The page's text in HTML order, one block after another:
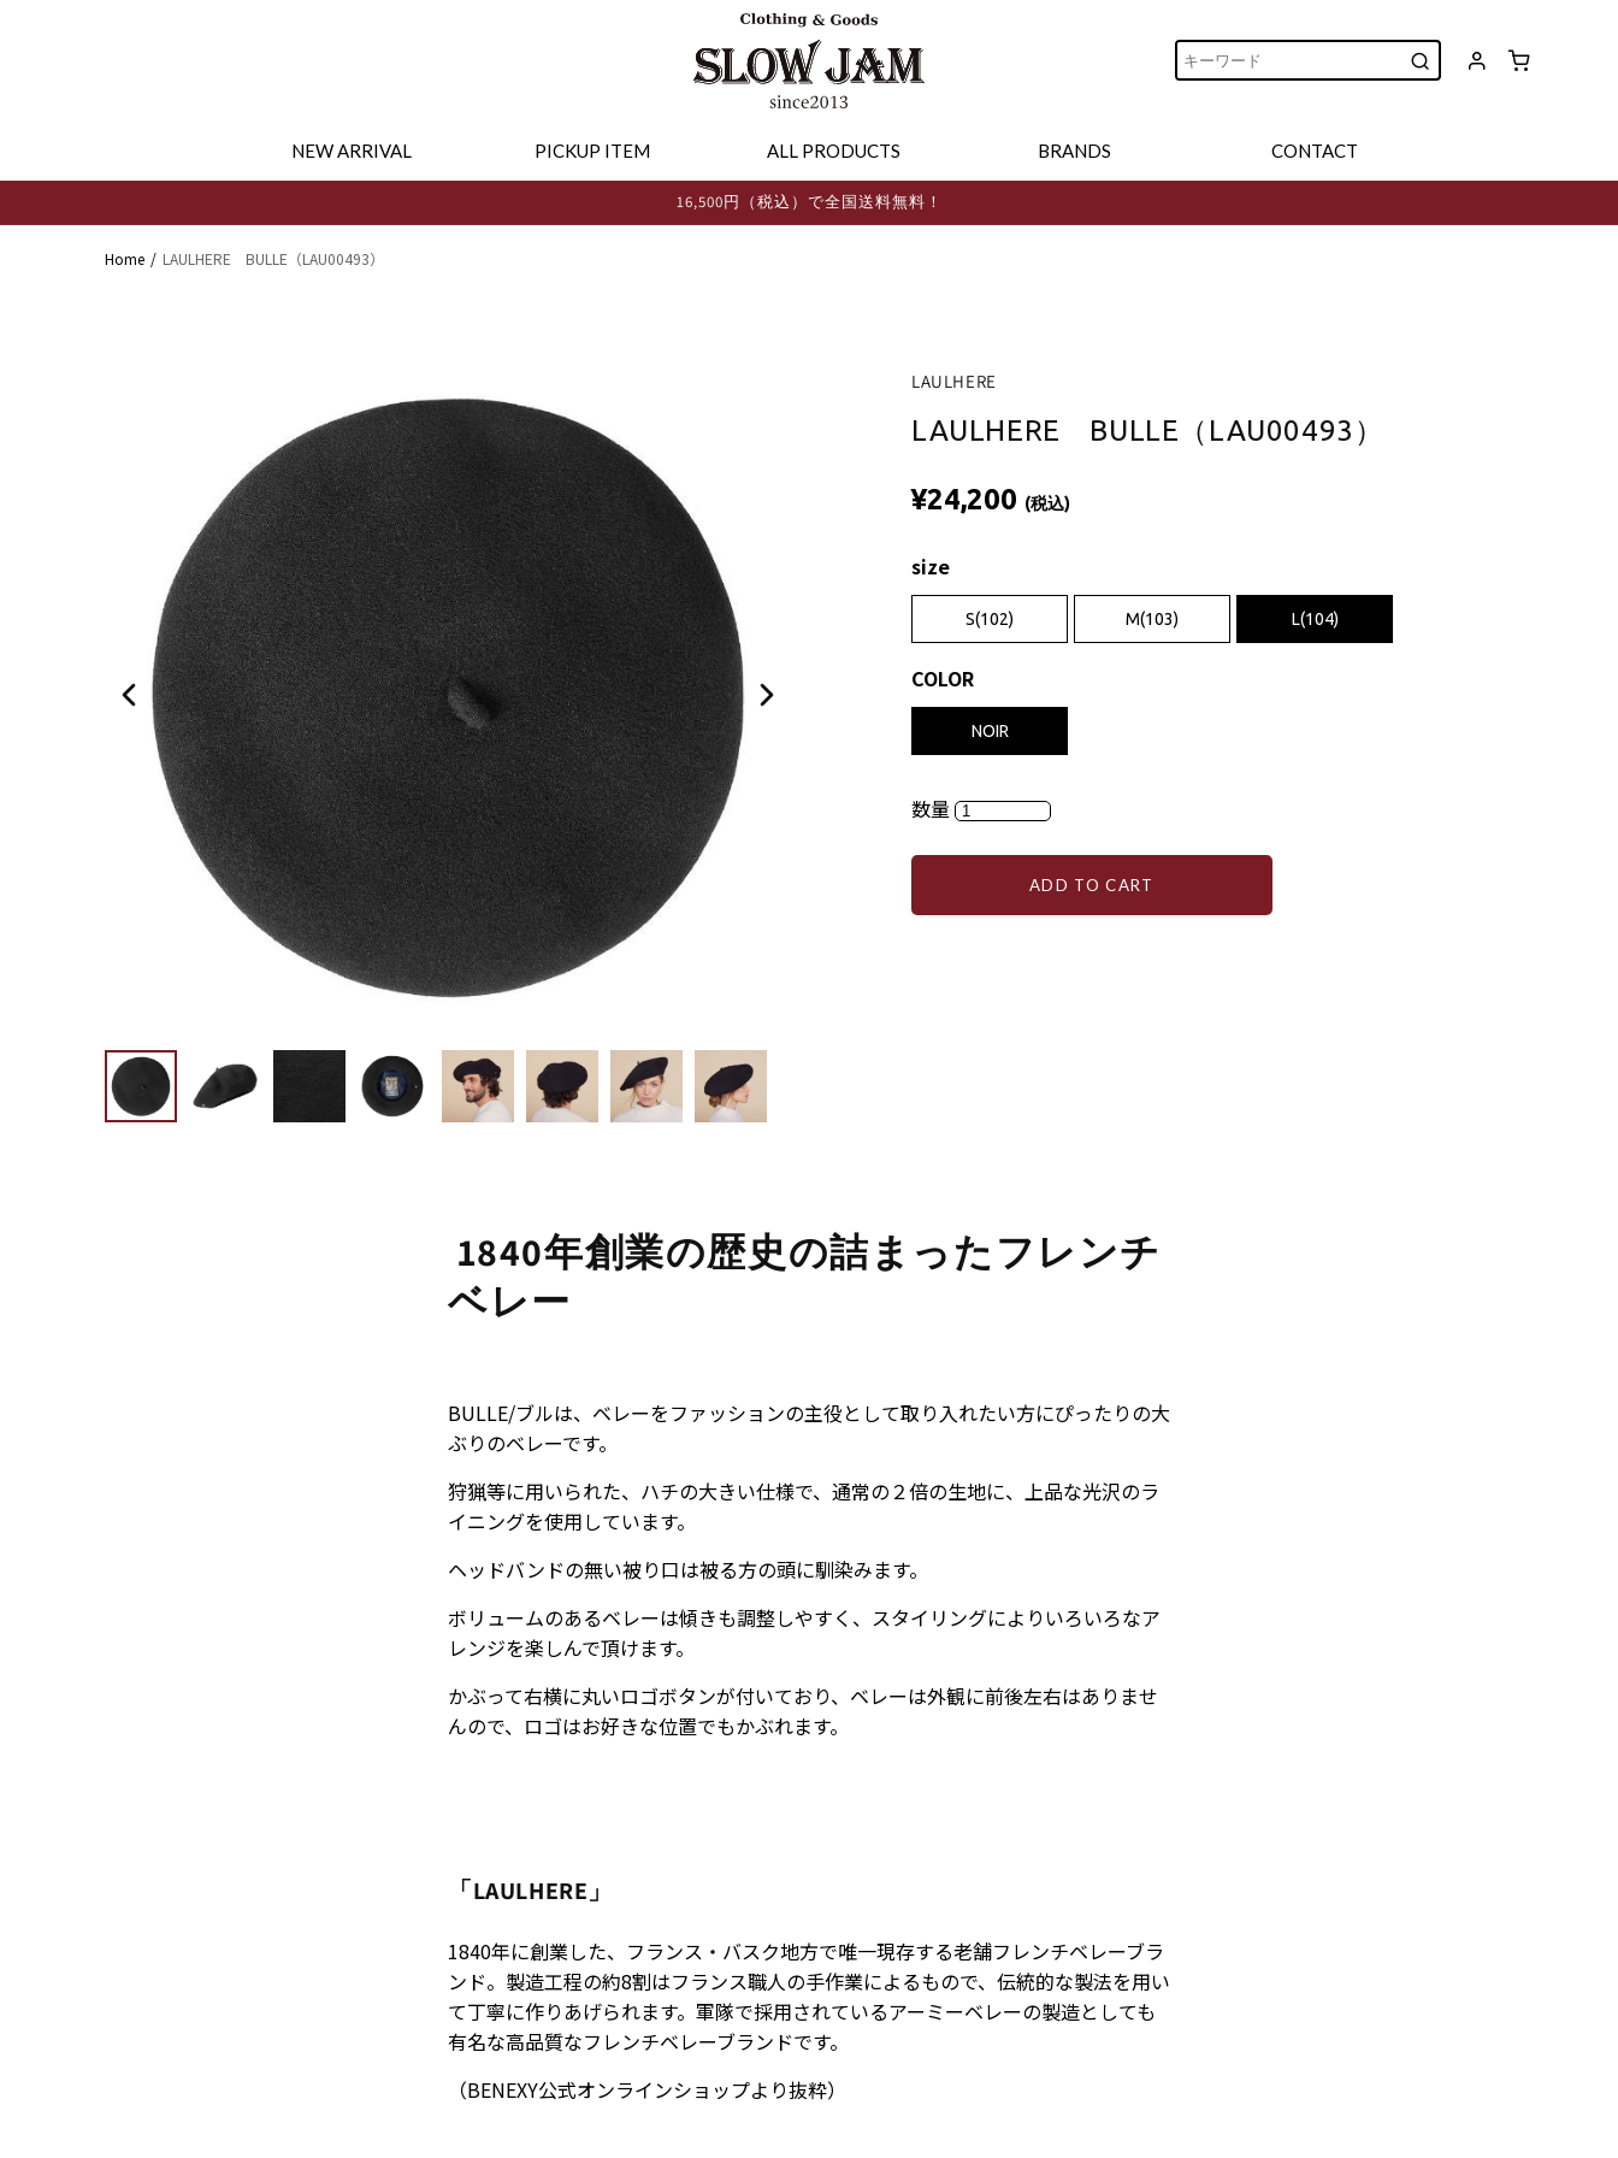
NEW ARRIVAL PICKUP ITEM ALL PRODUCTS BRANDS CONTACT
16,500円（税込）で全国送料無料！
Home LAULHERE BULLE（LAU00493）
LAULHERE
LAULHERE BULLE（LAU00493）
¥24,200 (税込)
size
S(102) M(103) L(104)
COLOR
NOIR
数量
ADD TO CART
1840年創業の歴史の詰まったフレンチ
ベレー
BULLE/ブルは、ベレーをファッションの主役として取り入れたい方にぴったりの大
ぶりのベレーです。
狩猟等に用いられた、ハチの大きい仕様で、通常の２倍の生地に、上品な光沢のラ
イニングを使用しています。
ヘッドバンドの無い被り口は被る方の頭に馴染みます。
ボリュームのあるベレーは傾きも調整しやすく、スタイリングによりいろいろなア
レンジを楽しんで頂けます。
かぶって右横に丸いロゴボタンが付いており、ベレーは外観に前後左右はありませ
んので、ロゴはお好きな位置でもかぶれます。
「LAULHERE」
1840年に創業した、フランス・バスク地方で唯一現存する老舗フレンチベレーブラ
ンド。製造工程の約8割はフランス職人の手作業によるもので、伝統的な製法を用い
て丁寧に作りあげられます。軍隊で採用されているアーミーベレーの製造としても
有名な高品質なフレンチベレーブランドです。
（BENEXY公式オンラインショップより抜粋）